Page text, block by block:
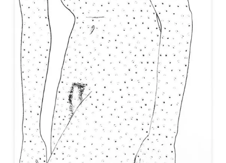
01_SCULPTURE
02_PHOTOGRAPHIQUE
03_COLLAGES
04_DESSINS
05_MONOTYPE
06_ARCHIVES
CONTACT